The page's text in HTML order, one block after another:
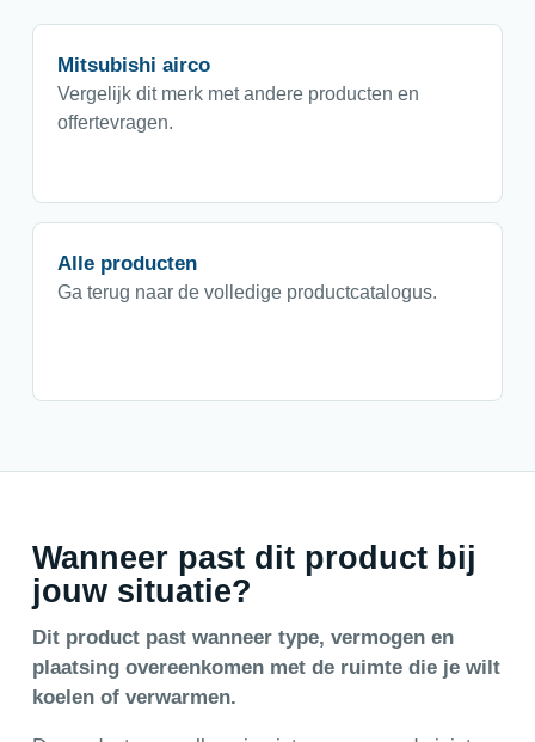
Mitsubishi airco
Vergelijk dit merk met andere producten en
offertevragen.
Alle producten
Ga terug naar de volledige productcatalogus.
Wanneer past dit product bij
jouw situatie?
Dit product past wanneer type, vermogen en
plaatsing overeenkomen met de ruimte die je wilt
koelen of verwarmen.